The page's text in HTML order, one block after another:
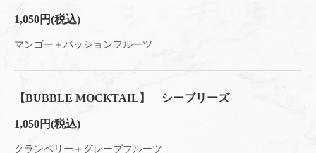
1,050円(税込)
マンゴー＋パッションフルーツ
【BUBBLE MOCKTAIL】 シーブリーズ
1,050円(税込)
クランベリー＋グレープフルーツ